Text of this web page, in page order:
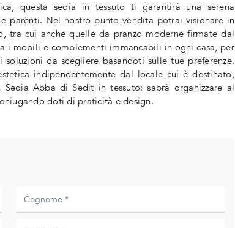
questa sedia in tessuto ti garantirà una serena
parenti. Nel nostro punto vendita potrai visionare in
tra cui anche quelle da pranzo moderne firmate dal
i mobili e complementi immancabili in ogni casa, per
da scegliere basandoti sulle tue preferenze.
indipendentemente dal locale cui è destinato,
Abba di Sedit in tessuto: saprà organizzare al
doti di praticità e design.